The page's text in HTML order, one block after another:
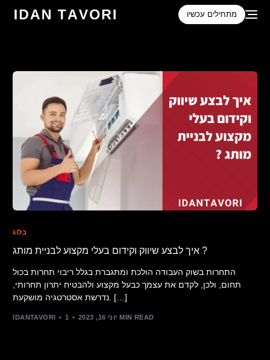
מתחילים עכשיו
בלוג
איך לבצע שיווק וקידום בעלי מקצוע לבניית מותג ?
התחרות בשוק העבודה הולכת ומתגברת בגלל ריבוי תחרות בכול
תחום, ולכן, לקדם את עצמך כבעל מקצוע ולהבטיח יתרון תחרותי,
נדרשת אסטרטגיה מושקעת. […]
IDANTAVORI יוני 16, 2023 1 MIN READ